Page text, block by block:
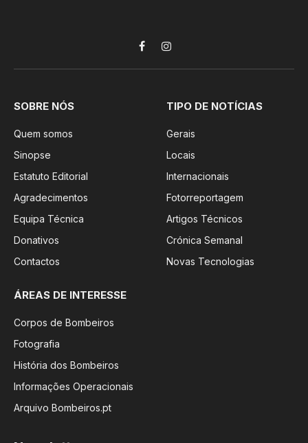
FacebookInstagram
SOBRE NÓS
Quem somos
Sinopse
Estatuto Editorial
Agradecimentos
Equipa Técnica
Donativos
Contactos
TIPO DE NOTÍCIAS
Gerais
Locais
Internacionais
Fotorreportagem
Artigos Técnicos
Crónica Semanal
Novas Tecnologias
ÁREAS DE INTERESSE
Corpos de Bombeiros
Fotografia
História dos Bombeiros
Informações Operacionais
Arquivo Bombeiros.pt